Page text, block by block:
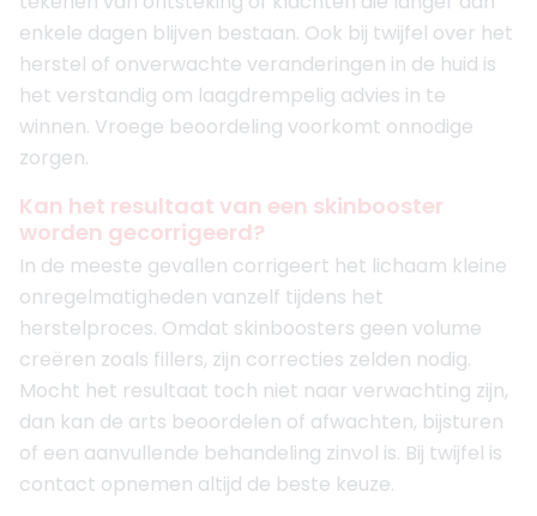
enkele dagen blijven bestaan. Ook bij twijfel over het
herstel of onverwachte veranderingen in de huid is
het verstandig om laagdrempelig advies in te
winnen. Vroege beoordeling voorkomt onnodige
zorgen.
Kan het resultaat van een skinbooster
worden gecorrigeerd?
In de meeste gevallen corrigeert het lichaam kleine
onregelmatigheden vanzelf tijdens het
herstelproces. Omdat skinboosters geen volume
creëren zoals fillers, zijn correcties zelden nodig.
Mocht het resultaat toch niet naar verwachting zijn,
dan kan de arts beoordelen of afwachten, bijsturen
of een aanvullende behandeling zinvol is. Bij twijfel is
contact opnemen altijd de beste keuze.